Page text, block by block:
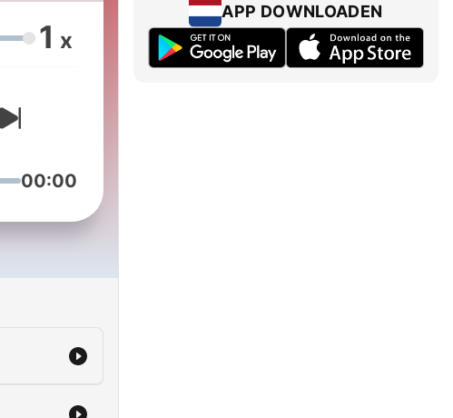
1 x
00:00
APP DOWNLOADEN